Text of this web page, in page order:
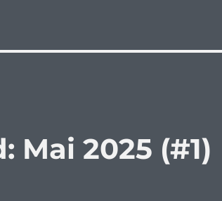
Mai 2025 (#1)